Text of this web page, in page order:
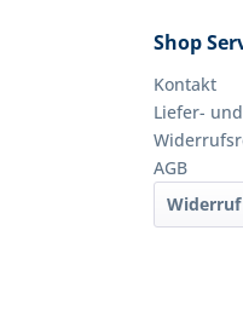
Shop
Kontakt
Liefer-
AGB